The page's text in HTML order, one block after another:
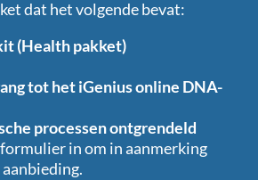
dat het volgende bevat:
(Health pakket)
tot het iGenius online DNA-
processen ontgrendeld
in om in aanmerking